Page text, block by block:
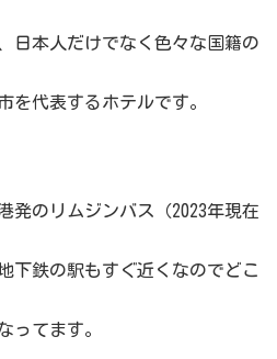
日本人だけでなく色々な国籍の
を代表するホテルです。
発のリムジンバス（2023年現在
下鉄の駅もすぐ近くなのでどこ
ってます。